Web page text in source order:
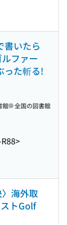
書いたら
ファー
った斬る!
館 全国の図書館
海外取
トGolf